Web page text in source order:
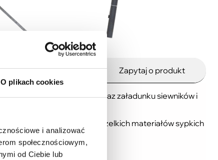
O plikach cookies
i analizować
społecznościowym,
od Ciebie lub
Warto zobaczyć Zapytaj o produkt
do ich rozładunku, oraz załadunku siewników i
i przeładunek wszelkich materiałów sypkich